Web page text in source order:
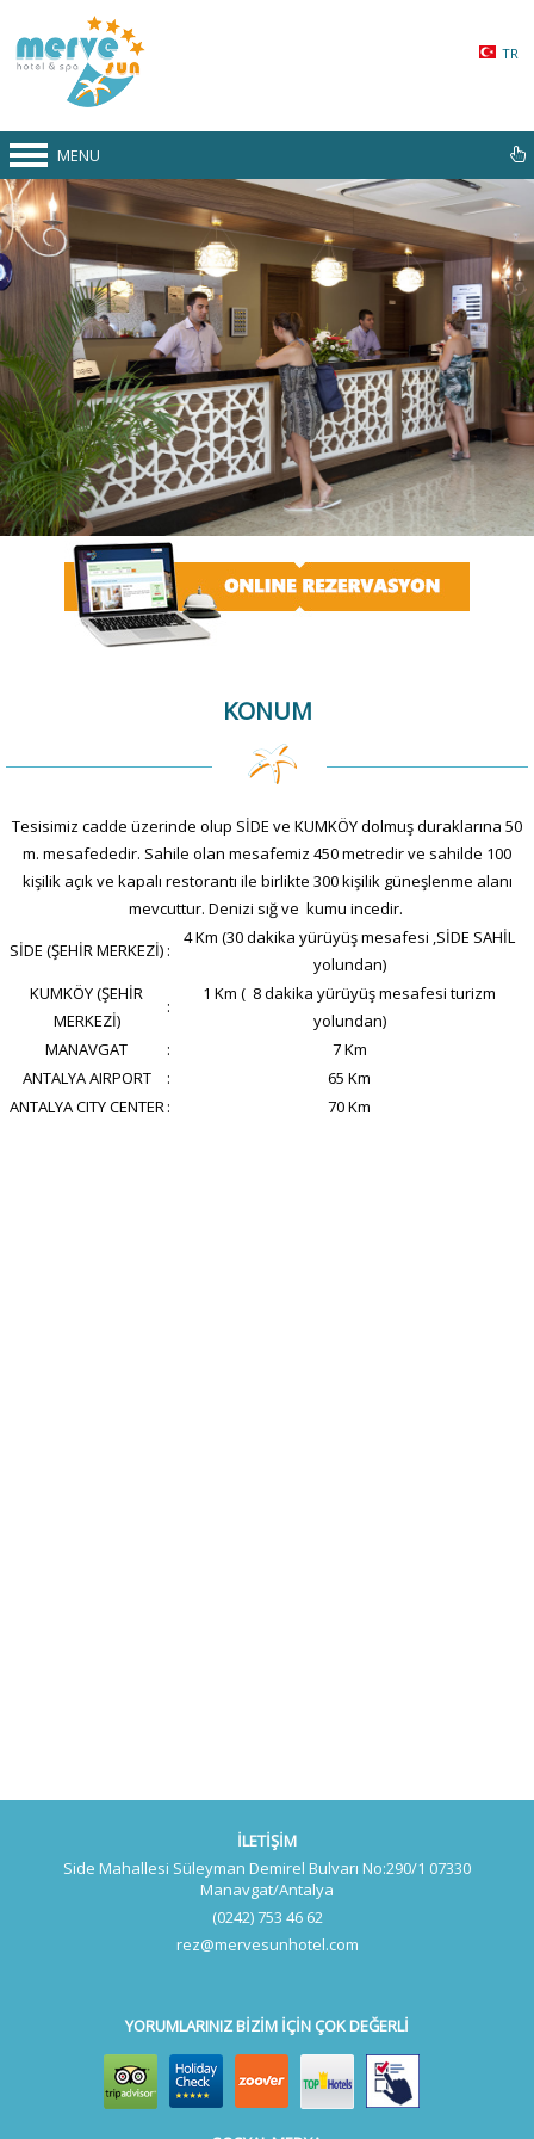
TR
MENU
KONUM
Tesisimiz cadde üzerinde olup SİDE ve KUMKÖY dolmuş duraklarına 50
m. mesafededir. Sahile olan mesafemiz 450 metredir ve sahilde 100
kişilik açık ve kapalı restorantı ile birlikte 300 kişilik güneşlenme alanı
mevcuttur. Denizi sığ ve kumu incedir.
SİDE (ŞEHİR MERKEZİ) :
4 Km (30 dakika yürüyüş mesafesi ,SİDE SAHİL
yolundan)
KUMKÖY (ŞEHİR
MERKEZİ)
:
1 Km ( 8 dakika yürüyüş mesafesi turizm
yolundan)
MANAVGAT
:
7 Km
ANTALYA AIRPORT
:
65 Km
ANTALYA CITY CENTER: 70 Km
İLETİŞİM
Side Mahallesi Süleyman Demirel Bulvarı No:290/1 07330
Manavgat/Antalya
(0242) 753 46 62
rez@mervesunhotel.com
YORUMLARINIZ BİZİM İÇİN ÇOK DEĞERLİ